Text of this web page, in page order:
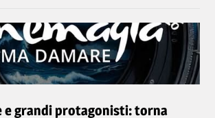
e grandi protagonisti: torna